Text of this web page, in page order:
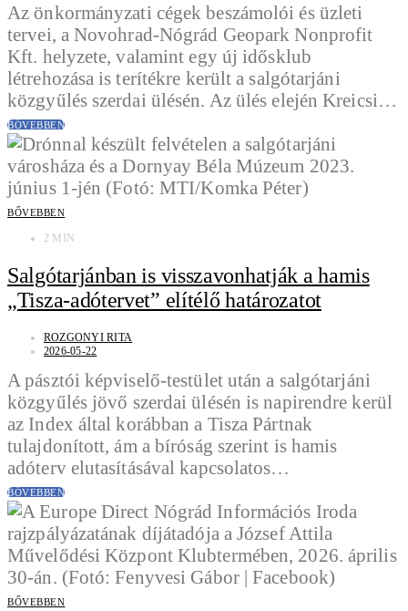
Az önkormányzati cégek beszámolói és üzleti
tervei, a Novohrad-Nógrád Geopark Nonprofit
Kft. helyzete, valamint egy új idősklub
létrehozása is terítékre került a salgótarjáni
közgyűlés szerdai ülésén. Az ülés elején Kreicsi…
BŐVEBBEN
BŐVEBBEN
2 MIN
Salgótarjánban is visszavonhatják a hamis
„Tisza-adótervet” elítélő határozatot
ROZGONYI RITA
2026-05-22
A pásztói képviselő-testület után a salgótarjáni
közgyűlés jövő szerdai ülésén is napirendre kerül
az Index által korábban a Tisza Pártnak
tulajdonított, ám a bíróság szerint is hamis
adóterv elutasításával kapcsolatos…
BŐVEBBEN
BŐVEBBEN